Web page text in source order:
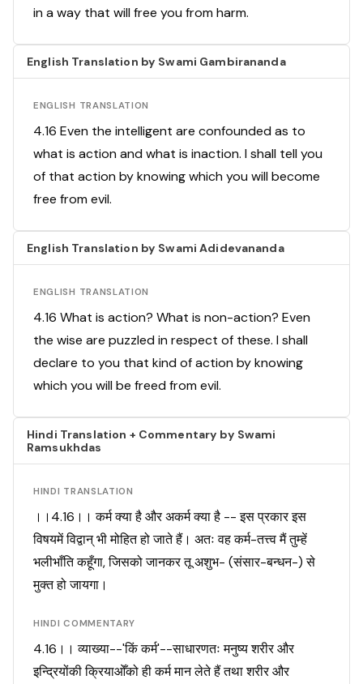
in a way that will free you from harm.
English Translation by Swami Gambirananda
ENGLISH TRANSLATION
4.16 Even the intelligent are confounded as to
what is action and what is inaction. I shall tell you
of that action by knowing which you will become
free from evil.
English Translation by Swami Adidevananda
ENGLISH TRANSLATION
4.16 What is action? What is non-action? Even
the wise are puzzled in respect of these. I shall
declare to you that kind of action by knowing
which you will be freed from evil.
Hindi Translation + Commentary by Swami
Ramsukhdas
HINDI TRANSLATION
।।4.16।। कर्म क्या है और अकर्म क्या है -- इस प्रकार इस
विषयमें विद्वान् भी मोहित हो जाते हैं। अतः वह कर्म-तत्त्व मैं तुम्हें
भलीभाँति कहूँगा, जिसको जानकर तू अशुभ- (संसार-बन्धन-) से
मुक्त हो जायगा।
HINDI COMMENTARY
4.16।। व्याख्या--'किं कर्म'--साधारणतः मनुष्य शरीर और
इन्द्रियोंकी क्रियाओँको ही कर्म मान लेते हैं तथा शरीर और